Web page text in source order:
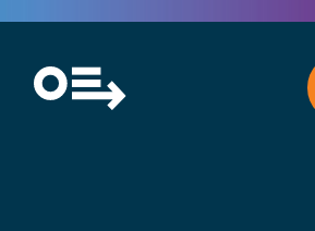
CarXpert